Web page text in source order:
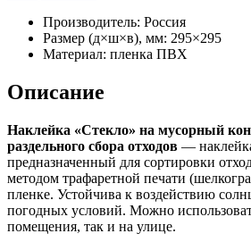
Производитель: Россия
Размер (д×ш×в), мм: 295×295
Материал: пленка ПВХ
Описание
Наклейка «Стекло» на мусорный
раздельного сбора отходов —
предназначенный для сортировки
методом трафаретной печати
пленке. Устойчива к воздействию
погодных условий. Можно
помещения, так и на улице.